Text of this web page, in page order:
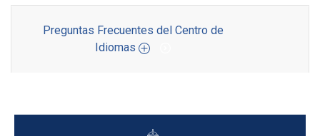
Preguntas Frecuentes del Centro de
Idiomas